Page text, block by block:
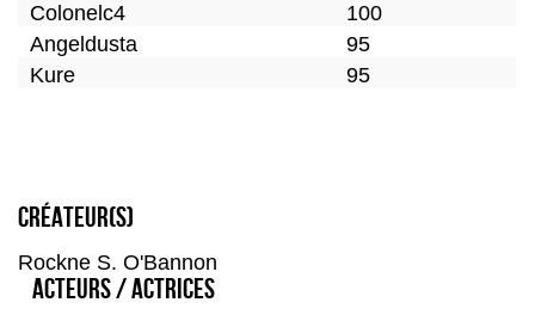
Colonelc4
100
Angeldusta
95
Kure
95
Créateur(s)
Rockne S. O'Bannon
Acteurs / Actrices